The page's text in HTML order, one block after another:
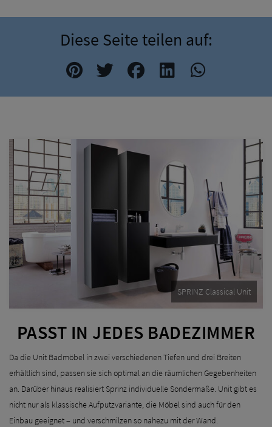
Diese Seite teilen auf:
SPRINZ Classical Unit
PASST IN JEDES BADEZIMMER
Da die Unit Badmöbel in zwei verschiedenen Tiefen und drei Breiten
erhältlich sind, passen sie sich optimal an die räumlichen Gegebenheiten
an. Darüber hinaus realisiert Sprinz individuelle Sondermaße. Unit gibt es
nicht nur als klassische Aufputzvariante, die Möbel sind auch für den
Einbau geeignet – und verschmilzen so nahezu mit der Wand.